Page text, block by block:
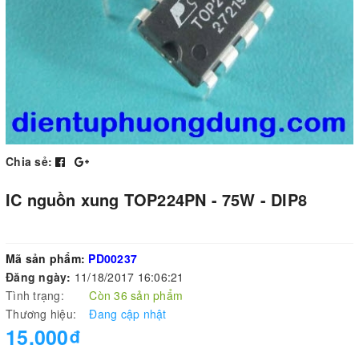
Chia sẻ:
IC nguồn xung TOP224PN - 75W - DIP8
Mã sản phẩm: PD00237
Đăng ngày: 11/18/2017 16:06:21
Tình trạng:
Còn 36 sản phẩm
Thương hiệu:
Đang cập nhật
15.000₫